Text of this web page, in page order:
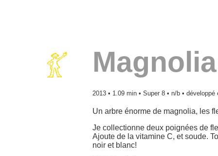
Magnolia
2013 • 1.09 min • Super 8 • n/b •
Un arbre énorme de magnolia, les
Je collectionne deux poignées de
Ajoute de la vitamine C, et soude.
noir et blanc!